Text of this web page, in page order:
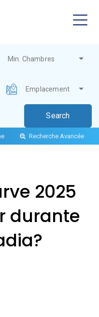
Min. Chambres
Emplacement
Recherche Avancée
2025
durante